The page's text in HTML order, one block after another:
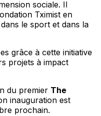
sociale. Il
Tximist en
le sport et dans la
grâce à cette initiative
projets à impact
du premier The
inauguration est
prochain.